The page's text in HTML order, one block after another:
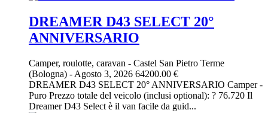
DREAMER D43 SELECT 20°
ANNIVERSARIO
Camper, roulotte, caravan - Castel San Pietro Terme
(Bologna) - Agosto 3, 2026 64200.00 €
DREAMER D43 SELECT 20° ANNIVERSARIO Camper -
Puro Prezzo totale del veicolo (inclusi optional): ? 76.720 Il
Dreamer D43 Select è il van facile da guid...